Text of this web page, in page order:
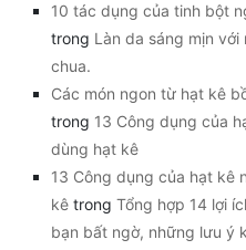
10 tác dụng của tinh bột
trong Làn da sáng mịn
chua.
Các món ngon từ hạt kê
trong 13 Công dụng của
dùng hạt kê
13 Công dụng của hạt kê
kê trong Tổng hợp 14 lợi
bạn bất ngờ, những lưu ý